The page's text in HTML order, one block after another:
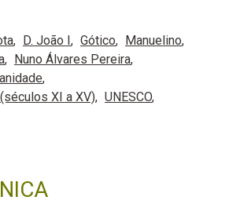
D. João I Gótico
Manuelino
Nuno Álvares Pereira
XI a XV)
UNESCO